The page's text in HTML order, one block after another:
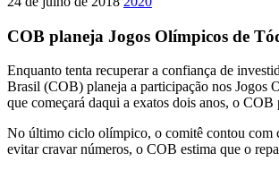
COB planeja Jogos Olímpicos de
Enquanto tenta recuperar a confiança de
Brasil (COB) planeja a participação nos Jogos
que começará daqui a exatos dois anos, o
No último ciclo olímpico, o comitê contou com
evitar cravar números, o COB estima que o